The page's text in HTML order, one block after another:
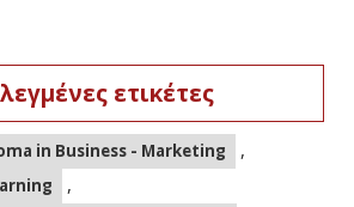
ετικέτες
in Business - Marketing ,
,